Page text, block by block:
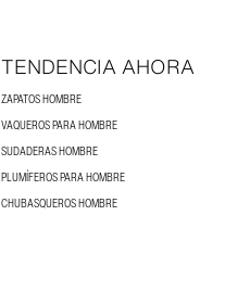
TENDENCIA AHORA
ZAPATOS HOMBRE
VAQUEROS PARA HOMBRE
SUDADERAS HOMBRE
PLUMÍFEROS PARA HOMBRE
CHUBASQUEROS HOMBRE